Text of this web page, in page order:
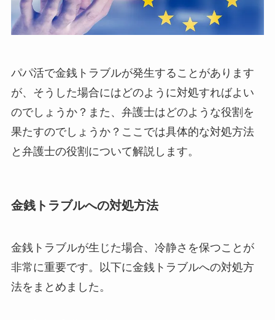
パパ活で金銭トラブルが発生することがあります
が、そうした場合にはどのように対処すればよい
のでしょうか？また、弁護士はどのような役割を
果たすのでしょうか？ここでは具体的な対処方法
と弁護士の役割について解説します。
金銭トラブルへの対処方法
金銭トラブルが生じた場合、冷静さを保つことが
非常に重要です。以下に金銭トラブルへの対処方
法をまとめました。